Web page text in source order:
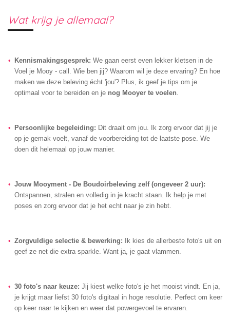
Wat krijg je allemaal?
Kennismakingsgesprek: We gaan eerst even lekker kletsen in de
Voel je Mooy - call. Wie ben jij? Waarom wil je deze ervaring? En hoe
maken we deze beleving écht 'jou'? Plus, ik geef je tips om je
optimaal voor te bereiden en je nog Mooyer te voelen
Persoonlijke begeleiding: Dit draait om jou. Ik zorg ervoor dat jij je
op je gemak voelt, vanaf de voorbereiding tot de laatste pose. We
doen dit helemaal op jouw manier.
Jouw Mooyment - De Boudoirbeleving zelf (ongeveer 2 uur):
Ontspannen, stralen en volledig in je kracht staan. Ik help je met
poses en zorg ervoor dat je het echt naar je zin hebt.
Zorgvuldige selectie & bewerking: Ik kies de allerbeste foto's uit en
geef ze net die extra sparkle. Want ja, je gaat vlammen.
30 foto's naar keuze: Jij kiest welke foto's je het mooist vindt. En ja,
je krijgt maar liefst 30 foto's digitaal in hoge resolutie. Perfect om keer
op keer naar te kijken en weer dat powergevoel te ervaren.